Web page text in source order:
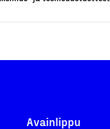
Avainlippu